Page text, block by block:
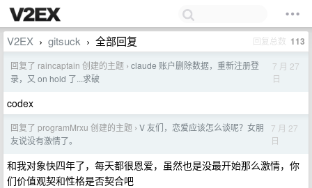
V2EX › gitsuck › 全部回复 回复总数 113
回复了 raincaptain 创建的主题 › claude 账户删除数据，重新注册登
录，又 on hold 了...求破
7 月 27
日
codex
回复了 programMrxu 创建的主题 › V 友们，恋爱应该怎么谈呢？女朋
友说没有激情了。
7 月 27
日
和我对象快四年了，每天都很恩爱，虽然也是没最开始那么激情，你
们价值观契和性格是否契合吧